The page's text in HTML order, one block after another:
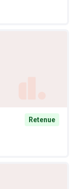
Retenue